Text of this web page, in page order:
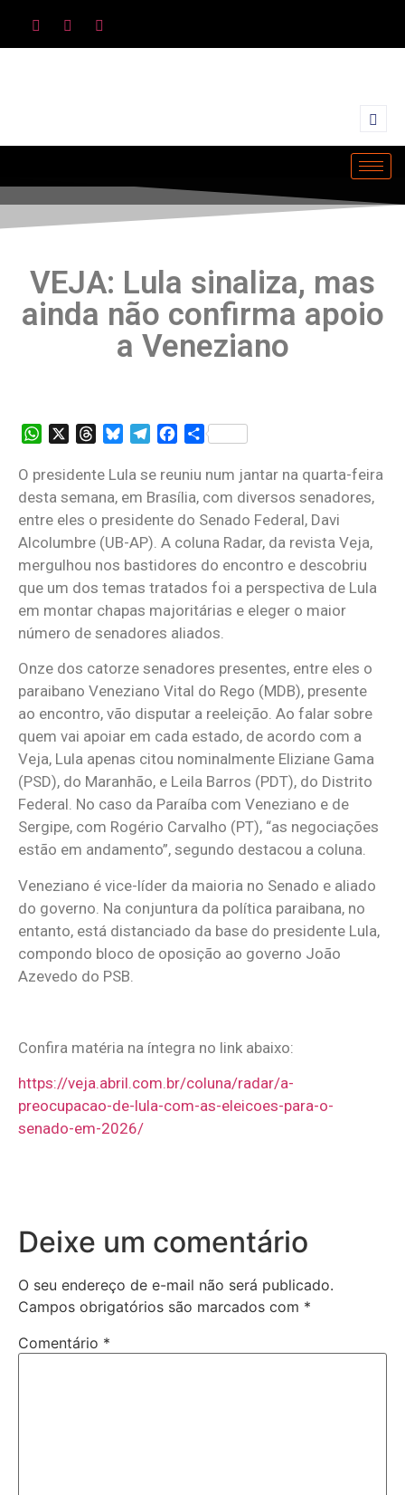
VEJA: Lula sinaliza, mas
ainda não confirma apoio
a Veneziano
WhatsAppThreadsBlueskyTelegramFacebook
Share
O presidente Lula se reuniu num jantar na quarta-feira
desta semana, em Brasília, com diversos senadores,
entre eles o presidente do Senado Federal, Davi
Alcolumbre (UB-AP). A coluna Radar, da revista Veja,
mergulhou nos bastidores do encontro e descobriu
que um dos temas tratados foi a perspectiva de Lula
em montar chapas majoritárias e eleger o maior
número de senadores aliados.
Onze dos catorze senadores presentes, entre eles o
paraibano Veneziano Vital do Rego (MDB), presente
ao encontro, vão disputar a reeleição. Ao falar sobre
quem vai apoiar em cada estado, de acordo com a
Veja, Lula apenas citou nominalmente Eliziane Gama
(PSD), do Maranhão, e Leila Barros (PDT), do Distrito
Federal. No caso da Paraíba com Veneziano e de
Sergipe, com Rogério Carvalho (PT), “as negociações
estão em andamento”, segundo destacou a coluna.
Veneziano é vice-líder da maioria no Senado e aliado
do governo. Na conjuntura da política paraibana, no
entanto, está distanciado da base do presidente Lula,
compondo bloco de oposição ao governo João
Azevedo do PSB.
Confira matéria na íntegra no link abaixo:
https://veja.abril.com.br/coluna/radar/a-
preocupacao-de-lula-com-as-eleicoes-para-o-
senado-em-2026/
Deixe um comentário
O seu endereço de e-mail não será publicado.
Campos obrigatórios são marcados com *
Comentário *